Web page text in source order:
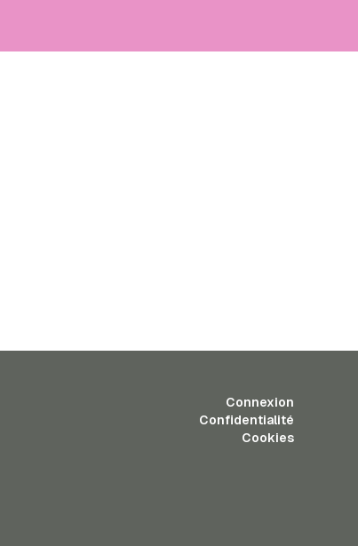
Connexion
Confidentialité
Cookies